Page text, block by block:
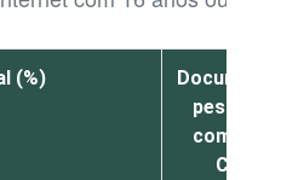
(%)
pessoais,
como RG,
CPF,